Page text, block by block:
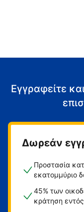
Αρχίστε να
Εγγραφείτε
Δωρεάν
Προστασία
εκατομμύριο
45% των
κράτηση